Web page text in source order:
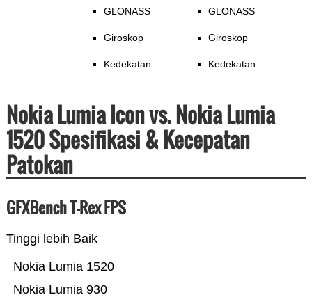
GLONASS
Giroskop
Kedekatan
GLONASS
Giroskop
Kedekatan
Nokia Lumia Icon vs. Nokia Lumia
1520 Spesifikasi & Kecepatan
Patokan
GFXBench T-Rex FPS
Tinggi lebih Baik
Nokia Lumia 930
Nokia Lumia 1520